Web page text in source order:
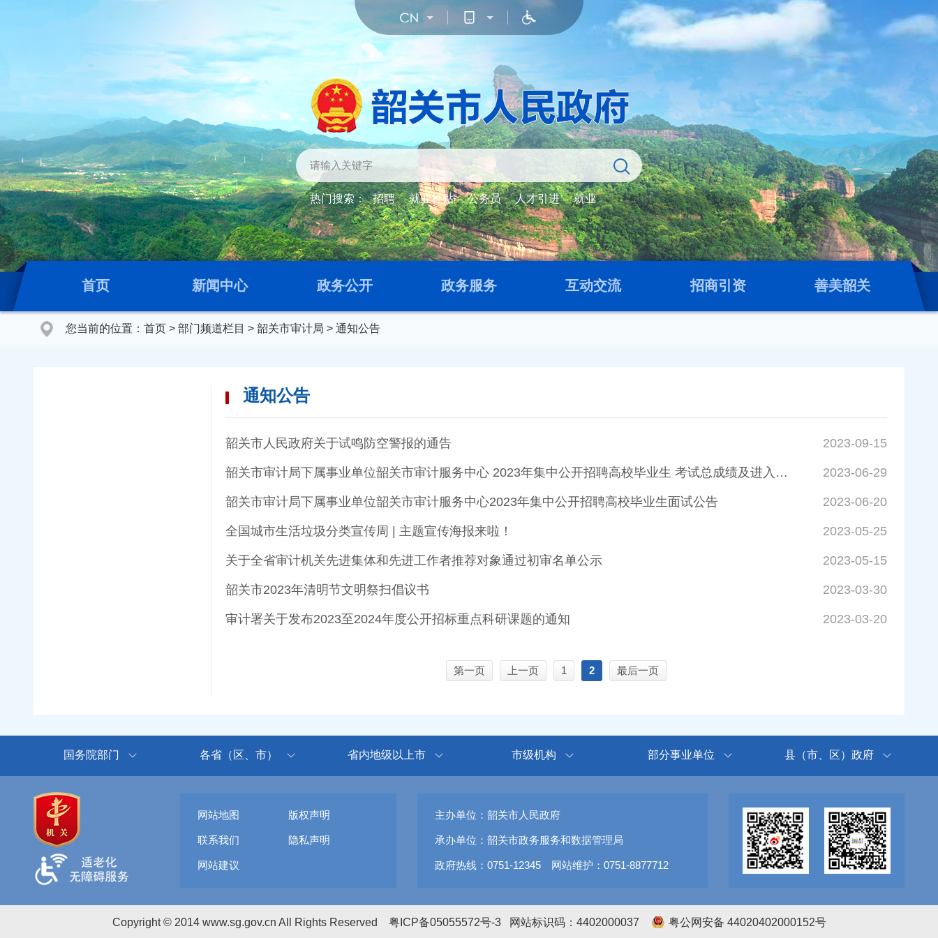
热门搜索： 招聘 就业补贴 公务员 人才引进 就业
首页 新闻中心 政务公开 政务服务 互动交流 招商引资 善美韶关
您当前的位置： 首页 > 部门频道栏目 > 韶关市审计局 > 通知公告
通知公告
韶关市人民政府关于试鸣防空警报的通告 2023-09-15
韶关市审计局下属事业单位韶关市审计服务中心 2023年集中公开招聘高校毕业生 考试总成绩及进入体检人员名单公示 2023-06-29
韶关市审计局下属事业单位韶关市审计服务中心2023年集中公开招聘高校毕业生面试公告 2023-06-20
全国城市生活垃圾分类宣传周 | 主题宣传海报来啦！ 2023-05-25
关于全省审计机关先进集体和先进工作者推荐对象通过初审名单公示 2023-05-15
韶关市2023年清明节文明祭扫倡议书 2023-03-30
审计署关于发布2023至2024年度公开招标重点科研课题的通知 2023-03-20
第一页 上一页 1 2 最后一页
国务院部门 各省（区、市） 省内地级以上市 市级机构 部分事业单位 县（市、区）政府
网站地图 版权声明
联系我们 隐私声明
网站建议
主办单位：韶关市人民政府
承办单位：韶关市政务服务和数据管理局
政府热线：0751-12345 网站维护：0751-8877712
Copyright © 2014 www.sg.gov.cn All Rights Reserved 粤ICP备05055572号-3网站标识码：4402000037 粤公网安备 44020402000152号